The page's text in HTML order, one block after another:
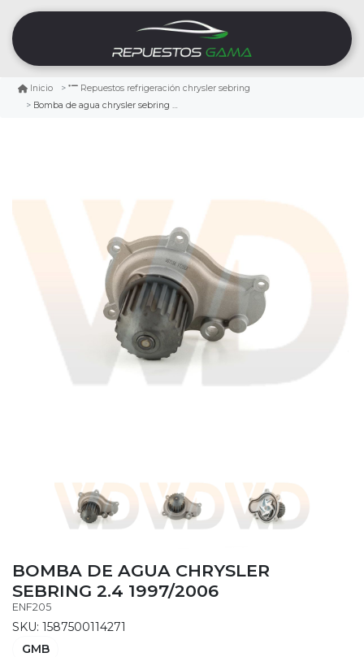
Inicio
Repuestos refrigeración chrysler sebring
Bomba de agua chrysler sebring 2.4 1997/2006
BOMBA DE AGUA CHRYSLER
SEBRING 2.4 1997/2006
ENF205
SKU: 1587500114271
GMB